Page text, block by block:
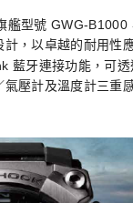
艦型號 GWG-B1000
計，以卓越的耐用性
藍牙連接功能，可
壓計及溫度計三重